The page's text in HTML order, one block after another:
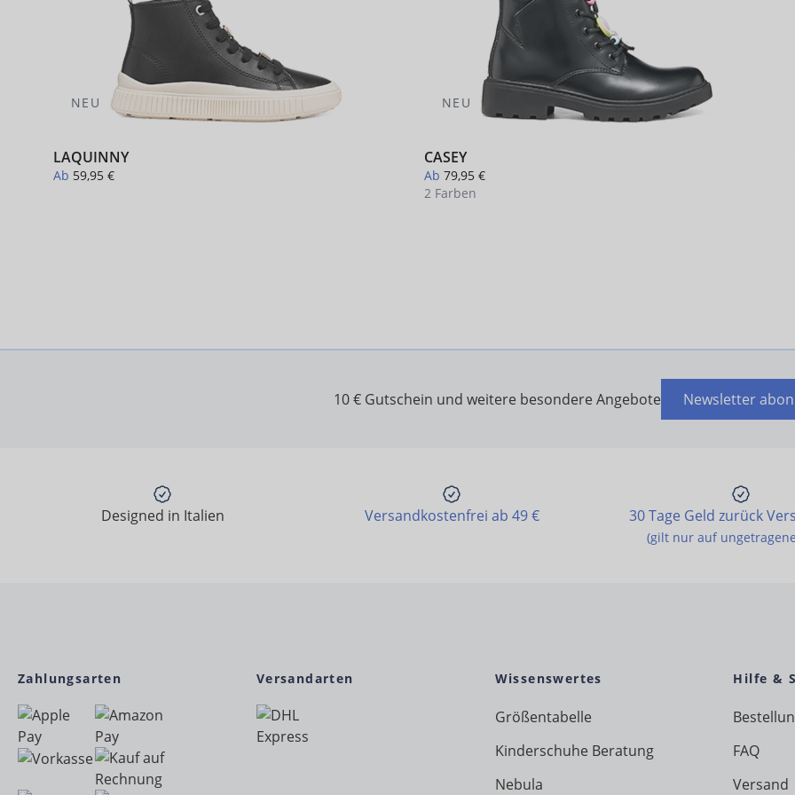
NEU
LAQUINNY
Ab 59,95 €
NEU
CASEY
Ab 79,95 €
2 Farben
10 € Gutschein und weitere besondere Angebote Newsletter
Designed in Italien Versandkostenfrei ab 49 € 30 Tage Geld zurück
(gilt nur auf
Zahlungsarten Versandarten Wissenswertes
Größentabelle
Kinderschuhe Beratung
Nebula
Hilfe &
FAQ
Versand